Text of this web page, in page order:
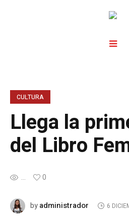
CULTURA
Llega la
del Libro
... 0
byadministrador 6